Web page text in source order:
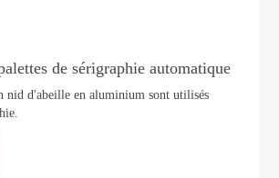
de sérigraphie automatique
nid d'abeille en aluminium sont utilisés